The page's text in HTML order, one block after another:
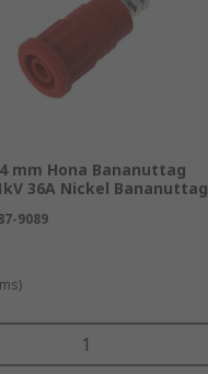
mm Hona Bananuttag
36A Nickel Bananuttag
9089